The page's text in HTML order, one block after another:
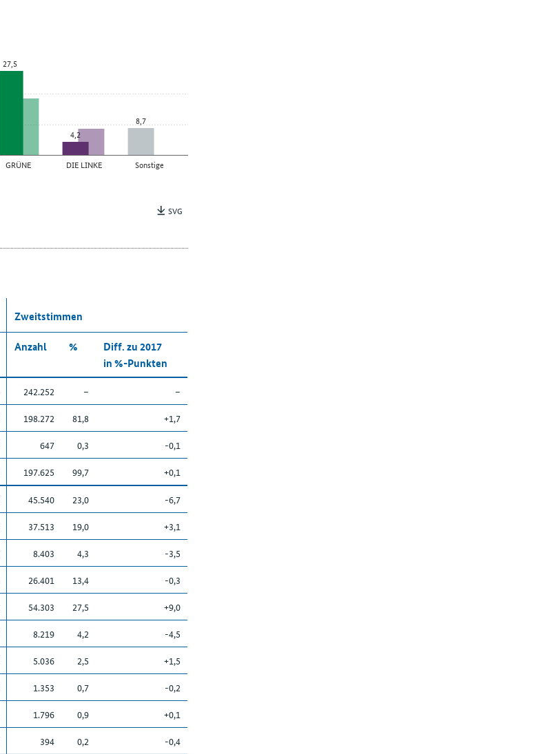
GRÜNE DIE LINKE Sonstige
27,5
4,2
8,7
SVG
Zweitstimmen
Anzahl %
Diff. zu 2017
in %-Punkten
242.252 –
–
198.272 81,8
+1,7
647 0,3
-0,1
197.625 99,7
+0,1
45.540 23,0
-6,7
37.513 19,0
+3,1
8.403 4,3
-3,5
26.401 13,4
-0,3
54.303 27,5
+9,0
8.219 4,2
-4,5
5.036 2,5
+1,5
1.353 0,7
-0,2
1.796 0,9
+0,1
394 0,2
-0,4